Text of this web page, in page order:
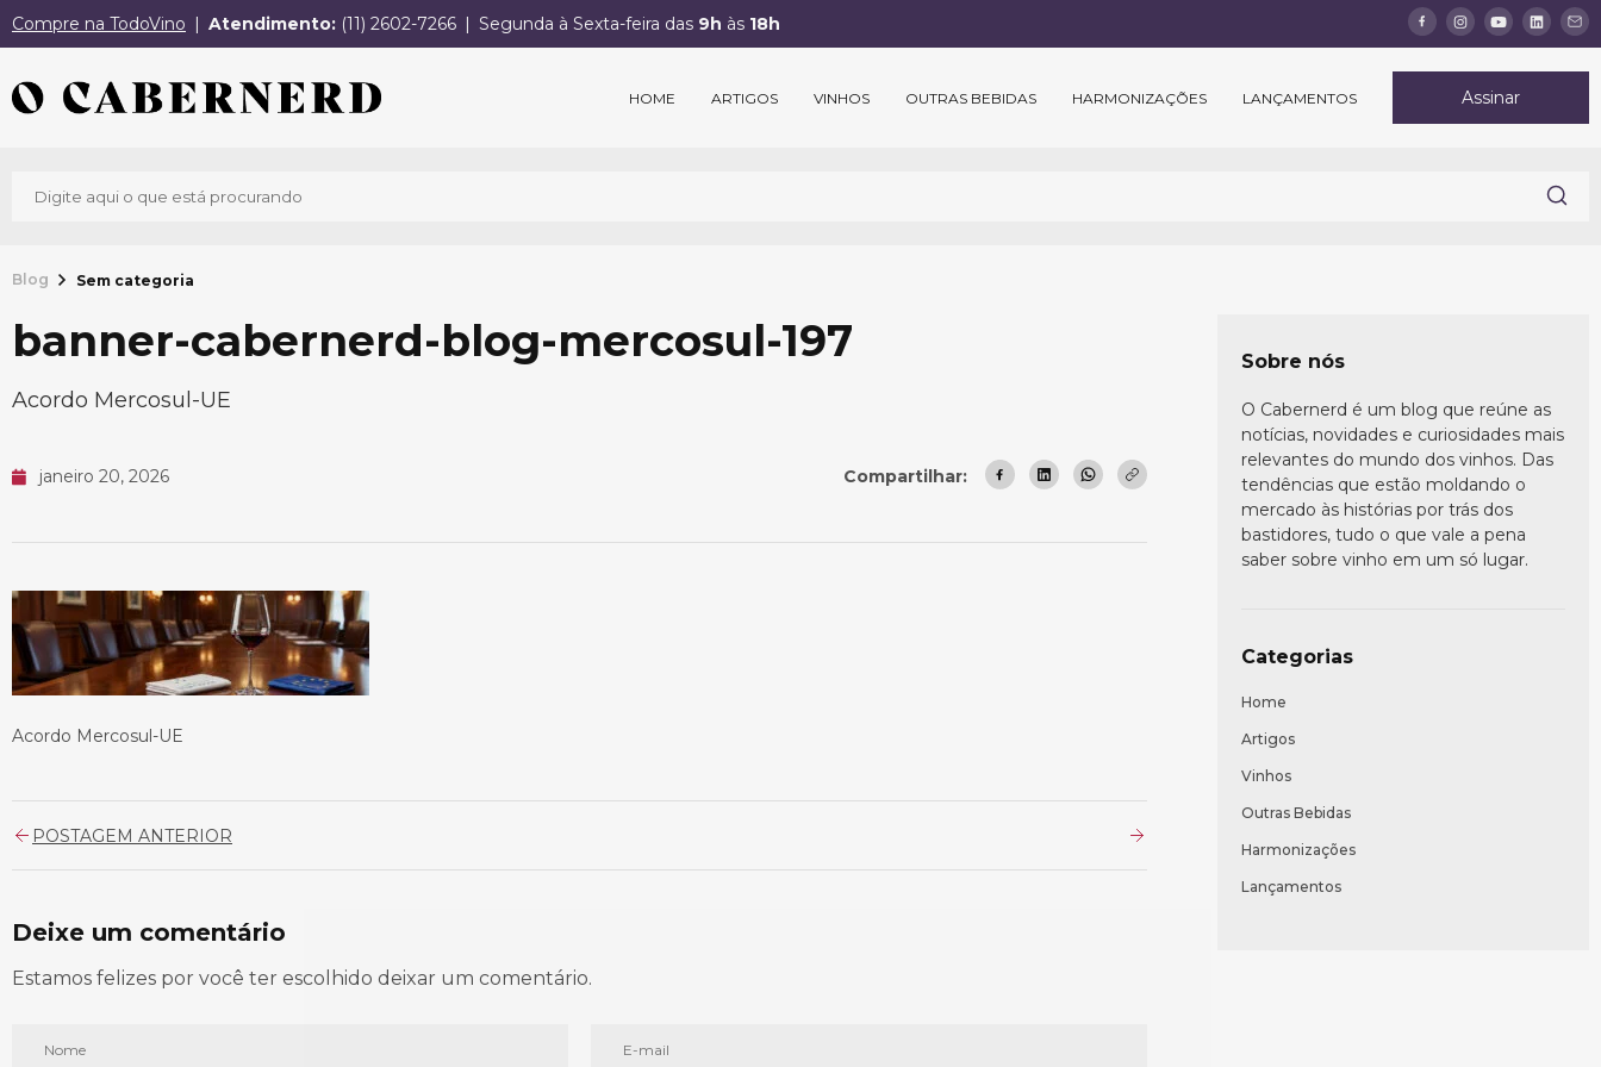
Compre na TodoVino Atendimento: (11) 2602-7266 Segunda à Sexta-feira das 9h às 18h
HOME ARTIGOS VINHOS OUTRAS BEBIDAS HARMONIZAÇÕES LANÇAMENTOS Assinar
Blog Sem categoria
banner-cabernerd-blog-mercosul-197
Acordo Mercosul-UE
janeiro 20, 2026 Compartilhar:
Acordo Mercosul-UE
POSTAGEM ANTERIOR
Deixe um comentário
Estamos felizes por você ter escolhido deixar um comentário.
Sobre nós
O Cabernerd é um blog que reúne as
notícias, novidades e curiosidades mais
relevantes do mundo dos vinhos. Das
tendências que estão moldando o
mercado às histórias por trás dos
bastidores, tudo o que vale a pena
saber sobre vinho em um só lugar.
Categorias
Home
Artigos
Vinhos
Outras Bebidas
Harmonizações
Lançamentos